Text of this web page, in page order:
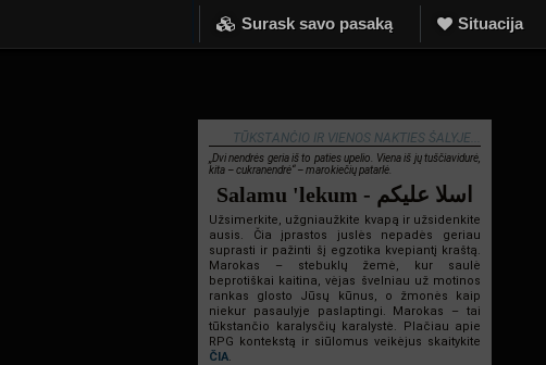
Surask savo pasaką Situacija
TŪKSTANČIO IR VIENOS NAKTIES ŠALYJE...
„Dvi nendrės geria iš to paties upelio. Viena iš jų tuščiavidurė,
kita – cukranendrė“ – marokiečių patarlė.
Salamu 'lekum - اسلا عليكم
Užsimerkite, užgniaužkite kvapą ir užsidenkite
ausis. Čia įprastos juslės nepadės geriau
suprasti ir pažinti šį egzotika kvepiantį kraštą.
Marokas – stebuklų žemė, kur saulė
beprotiškai kaitina, vėjas švelniau už motinos
rankas glosto Jūsų kūnus, o žmonės kaip
niekur pasaulyje paslaptingi. Marokas – tai
tūkstančio karalysčių karalystė. Plačiau apie
RPG kontekstą ir siūlomus veikėjus skaitykite
ČIA.